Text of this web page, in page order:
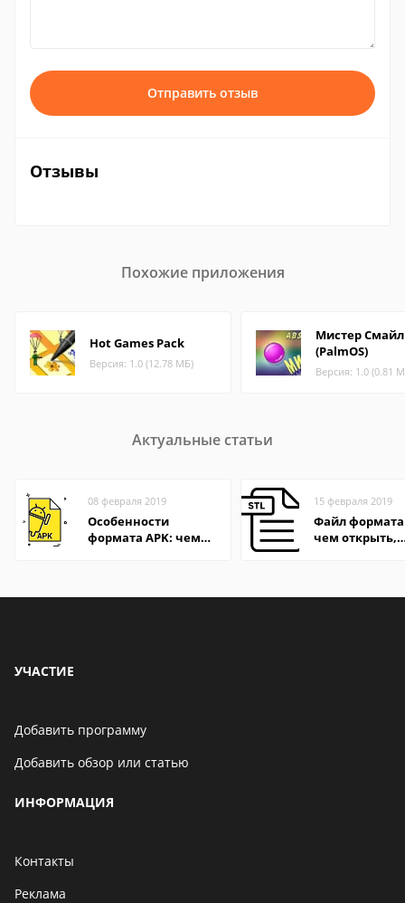
Отправить отзыв
Отзывы
Похожие приложения
Hot Games Pack
Версия: 1.0 (12.78 МБ)
Мистер Смайл
(PalmOS)
Версия: 1.0 (0.81
Актуальные статьи
08 февраля 2019
Особенности
формата APK: чем
15 февраля 2019
Файл
чем открыть,
УЧАСТИЕ
Добавить программу
Добавить обзор или статью
ИНФОРМАЦИЯ
Контакты
Реклама